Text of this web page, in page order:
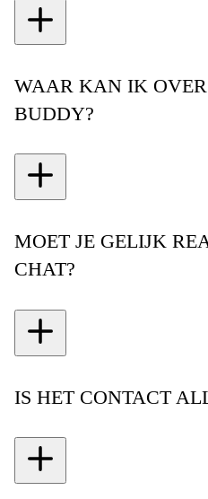
WAAR KAN IK
BUDDY?
MOET JE GELIJK
CHAT?
IS HET CONTACT